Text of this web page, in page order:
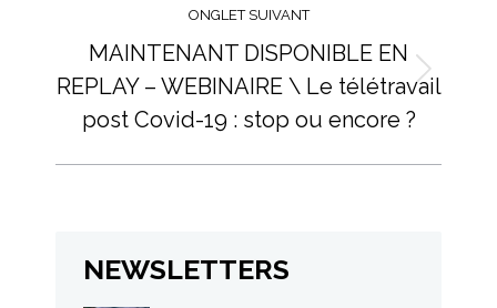
ONGLET SUIVANT
Onglet
suivant
MAINTENANT DISPONIBLE EN
REPLAY – WEBINAIRE \ Le télétravail
post Covid-19 : stop ou encore ?
NEWSLETTERS